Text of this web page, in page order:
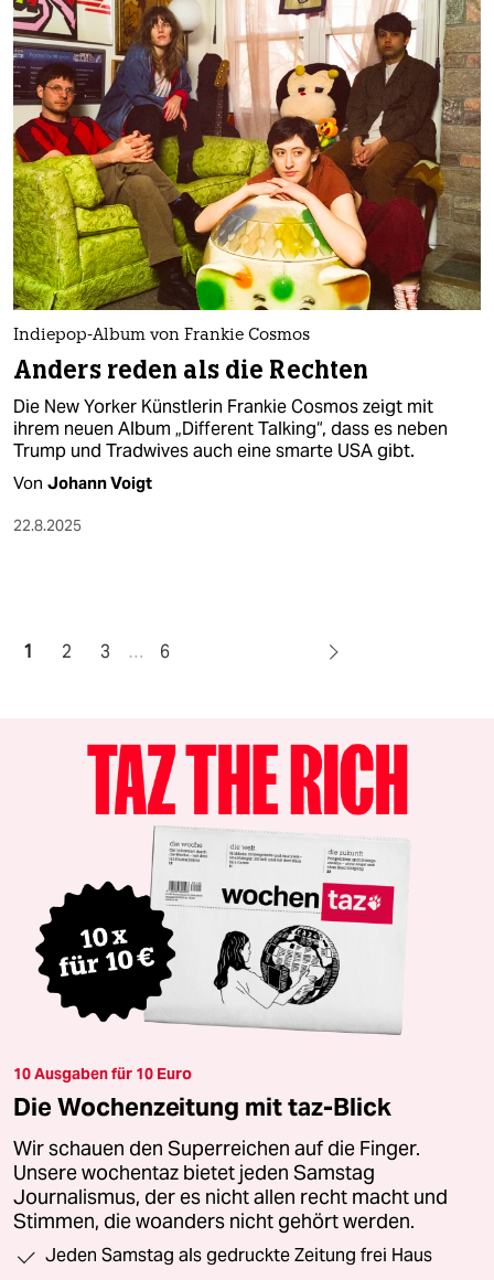
Indiepop-Album von Frankie Cosmos
Anders reden als die Rechten
Die New Yorker Künstlerin Frankie Cosmos zeigt mit
ihrem neuen Album „Different Talking“, dass es neben
Trump und Tradwives auch eine smarte USA gibt.
Von Johann Voigt
22.8.2025
1 2 3 … 6
10 Ausgaben für 10 Euro
Die Wochenzeitung mit taz-Blick
Wir schauen den Superreichen auf die Finger.
Unsere wochentaz bietet jeden Samstag
Journalismus, der es nicht allen recht macht und
Stimmen, die woanders nicht gehört werden.
Jeden Samstag als gedruckte Zeitung frei Haus